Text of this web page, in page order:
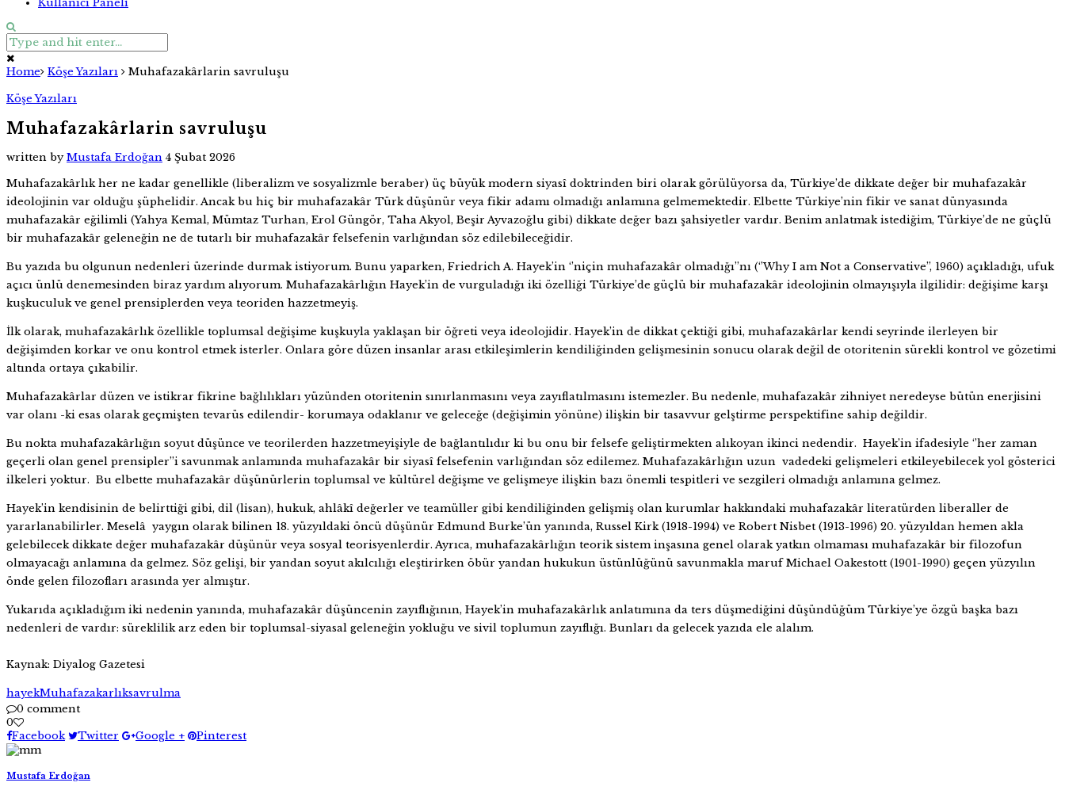
Kullanıcı Paneli
Home Köşe Yazıları
Muhafazakârlarin savruluşu
Köşe Yazıları
Muhafazakârlarin savruluşu
written byMustafa Erdoğan 4 Şubat 2026
Muhafazakârlık her ne kadar genellikle (liberalizm ve sosyalizmle beraber) üç büyük modern siyasî doktrinden biri olarak görülüyorsa da, Türkiye’de dikkate değer bir muhafazakâr
ideolojinin var olduğu şüphelidir. Ancak bu hiç bir muhafazakâr Türk düşünür veya fikir adamı olmadığı anlamına gelmemektedir. Elbette Türkiye’nin fikir ve sanat dünyasında
muhafazakâr eğilimli (Yahya Kemal, Mümtaz Turhan, Erol Güngör, Taha Akyol, Beşir Ayvazoğlu gibi) dikkate değer bazı şahsiyetler vardır. Benim anlatmak istediğim, Türkiye’de ne güçlü
bir muhafazakâr geleneğin ne de tutarlı bir muhafazakâr felsefenin varlığından söz edilebileceğidir.
Bu yazıda bu olgunun nedenleri üzerinde durmak istiyorum. Bunu yaparken, Friedrich A. Hayek’in ‘’niçin muhafazakâr olmadığı’’nı (‘’Why I am Not a Conservative’’, 1960) açıkladığı, ufuk
açıcı ünlü denemesinden biraz yardım alıyorum. Muhafazakârlığın Hayek’in de vurguladığı iki özelliği Türkiye’de güçlü bir muhafazakâr ideolojinin olmayışıyla ilgilidir: değişime karşı
kuşkuculuk ve genel prensiplerden veya teoriden hazzetmeyiş.
İlk olarak, muhafazakârlık özellikle toplumsal değişime kuşkuyla yaklaşan bir öğreti veya ideolojidir. Hayek’in de dikkat çektiği gibi, muhafazakârlar kendi seyrinde ilerleyen bir
değişimden korkar ve onu kontrol etmek isterler. Onlara göre düzen insanlar arası etkileşimlerin kendiliğinden gelişmesinin sonucu olarak değil de otoritenin sürekli kontrol ve gözetimi
altında ortaya çıkabilir.
Muhafazakârlar düzen ve istikrar fikrine bağlılıkları yüzünden otoritenin sınırlanmasını veya zayıflatılmasını istemezler. Bu nedenle, muhafazakâr zihniyet neredeyse bütün enerjisini
var olanı -ki esas olarak geçmişten tevarüs edilendir- korumaya odaklanır ve geleceğe (değişimin yönüne) ilişkin bir tasavvur gelştirme perspektifine sahip değildir.
Bu nokta muhafazakârlığın soyut düşünce ve teorilerden hazzetmeyişiyle de bağlantılıdır ki bu onu bir felsefe geliştirmekten alıkoyan ikinci nedendir. Hayek’in ifadesiyle ‘’her zaman
geçerli olan genel prensipler’’i savunmak anlamında muhafazakâr bir siyasî felsefenin varlığından söz edilemez. Muhafazakârlığın uzun vadedeki gelişmeleri etkileyebilecek yol gösterici
ilkeleri yoktur. Bu elbette muhafazakâr düşünürlerin toplumsal ve kültürel değişme ve gelişmeye ilişkin bazı önemli tespitleri ve sezgileri olmadığı anlamına gelmez.
Hayek’in kendisinin de belirttiği gibi, dil (lisan), hukuk, ahlâkî değerler ve teamüller gibi kendiliğinden gelişmiş olan kurumlar hakkındaki muhafazakâr literatürden liberaller de
yararlanabilirler. Meselâ yaygın olarak bilinen 18. yüzyıldaki öncü düşünür Edmund Burke’ün yanında, Russel Kirk (1918-1994) ve Robert Nisbet (1913-1996) 20. yüzyıldan hemen akla
gelebilecek dikkate değer muhafazakâr düşünür veya sosyal teorisyenlerdir. Ayrıca, muhafazakârlığın teorik sistem inşasına genel olarak yatkın olmaması muhafazakâr bir filozofun
olmayacağı anlamına da gelmez. Söz gelişi, bir yandan soyut akılcılığı eleştirirken öbür yandan hukukun üstünlüğünü savunmakla maruf Michael Oakestott (1901-1990) geçen yüzyılın
önde gelen filozofları arasında yer almıştır.
Yukarıda açıkladığım iki nedenin yanında, muhafazakâr düşüncenin zayıflığının, Hayek’in muhafazakârlık anlatımına da ters düşmediğini düşündüğüm Türkiye’ye özgü başka bazı
nedenleri de vardır: süreklilik arz eden bir toplumsal-siyasal geleneğin yokluğu ve sivil toplumun zayıflığı. Bunları da gelecek yazıda ele alalım.
Kaynak: Diyalog Gazetesi
hayekMuhafazakarlıksavrulma
0 comment
0
Facebook
Twitter Google + Pinterest
Mustafa Erdoğan